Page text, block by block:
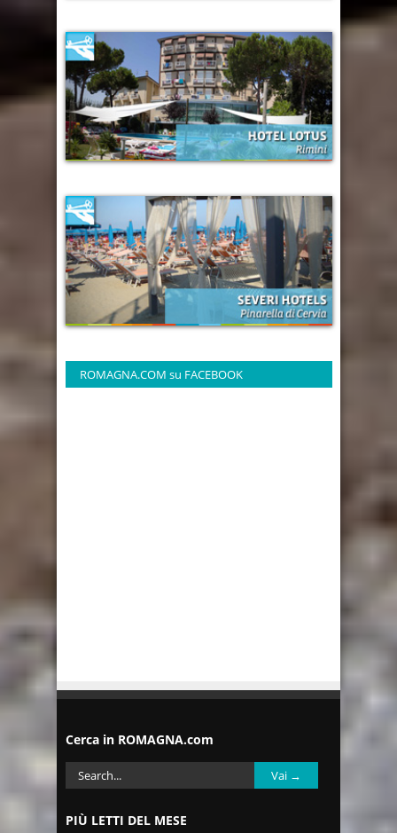
ROMAGNA.COM su FACEBOOK
Cerca in ROMAGNA.com
PIÙ LETTI DEL MESE